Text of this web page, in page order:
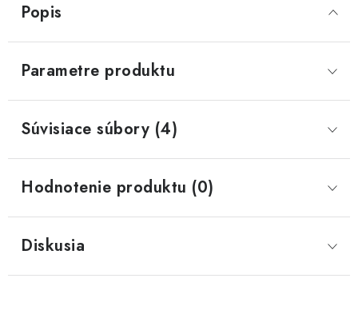
Popis
Parametre produktu
Súvisiace súbory (4)
Hodnotenie produktu (0)
Diskusia